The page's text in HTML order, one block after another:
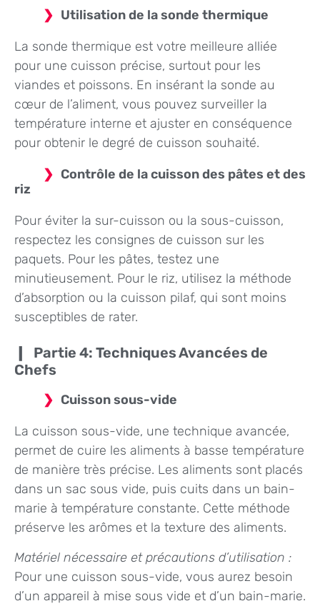
Utilisation de la sonde thermique
La sonde thermique est votre meilleure alliée
pour une cuisson précise, surtout pour les
viandes et poissons. En insérant la sonde au
cœur de l’aliment, vous pouvez surveiller la
température interne et ajuster en conséquence
pour obtenir le degré de cuisson souhaité.
Contrôle de la cuisson des pâtes et des
riz
Pour éviter la sur-cuisson ou la sous-cuisson,
respectez les consignes de cuisson sur les
paquets. Pour les pâtes, testez une
minutieusement. Pour le riz, utilisez la méthode
d’absorption ou la cuisson pilaf, qui sont moins
susceptibles de rater.
Partie 4: Techniques Avancées de
Chefs
Cuisson sous-vide
La cuisson sous-vide, une technique avancée,
permet de cuire les aliments à basse température
de manière très précise. Les aliments sont placés
dans un sac sous vide, puis cuits dans un bain-
marie à température constante. Cette méthode
préserve les arômes et la texture des aliments.
Matériel nécessaire et précautions d’utilisation :
Pour une cuisson sous-vide, vous aurez besoin
d’un appareil à mise sous vide et d’un bain-marie.